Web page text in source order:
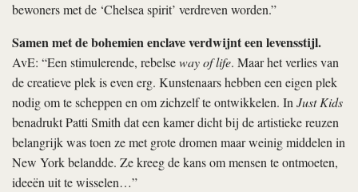
bewoners met de ‘Chelsea spirit’ verdreven worden.”
Samen met de bohemien enclave verdwijnt een levensstijl.
AvE: “Een stimulerende, rebelseway of life. Maar het verlies van
de creatieve plek is even erg. Kunstenaars hebben een eigen plek
nodig om te scheppen en om zichzelf te ontwikkelen. In Just Kids
benadrukt Patti Smith dat een kamer dicht bij de artistieke reuzen
belangrijk was toen ze met grote dromen maar weinig middelen in
New York belandde. Ze kreeg de kans om mensen te ontmoeten,
ideeën uit te wisselen…”